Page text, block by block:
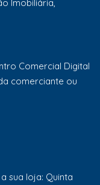
Imobiliária,
Comercial Digital
comerciante ou
sua loja: Quinta